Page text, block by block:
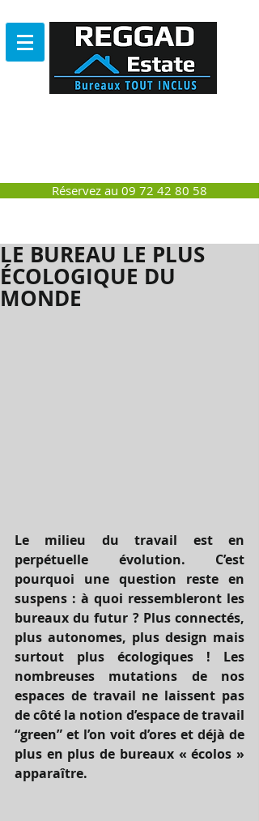
Réservez au 09 72 42 80 58
LE BUREAU LE PLUS
ÉCOLOGIQUE DU
MONDE
Le milieu du travail est en
perpétuelle évolution. C’est
pourquoi une question reste en
suspens : à quoi ressembleront les
bureaux du futur ? Plus connectés,
plus autonomes, plus design mais
surtout plus écologiques ! Les
nombreuses mutations de nos
espaces de travail ne laissent pas
de côté la notion d’espace de travail
“green” et l’on voit d’ores et déjà de
plus en plus de bureaux « écolos »
apparaître.